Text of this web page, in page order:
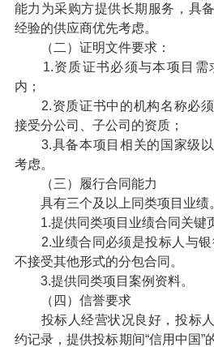
能力为采购方提供长期服务，具
经验的供应商优先考虑。
（二）证明文件要求：
1.资质证书必须与本项目需
内；
2.资质证书中的机构名称必须
接受分公司、子公司的资质；
3.具备本项目相关的国家级以
考虑。
（三）履行合同能力
具有三个及以上同类项目业绩
1.提供同类项目业绩合同关键页
2.业绩合同必须是投标人与银
不接受其他形式的分包合同。
3.提供同类项目案例资料。
（四）信誉要求
投标人经营状况良好，投标人
约记录，提供投标期间“信用中国”